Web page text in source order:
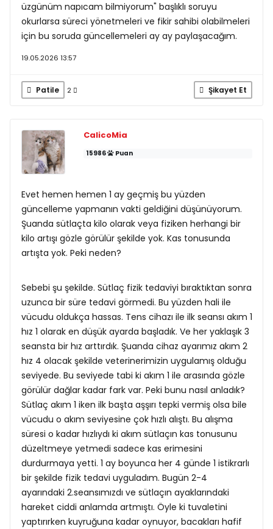
üzgünüm napıcam bilmiyorum" başlıklı soruyu
okurlarsa süreci yönetmeleri ve fikir sahibi olabilmeleri
için bu soruda güncellemeleri ay ay paylaşacağım.
19.05.2026 13:57
Patile 2 Şikayet Et
CalicoMia
15986 Puan
Evet hemen hemen 1 ay geçmiş bu yüzden
güncelleme yapmanın vakti geldiğini düşünüyorum.
Şuanda sütlaçta kilo olarak veya fiziken herhangi bir
kilo artışı gözle görülür şekilde yok. Kas tonusunda
artışta yok. Peki neden?
Sebebi şu şekilde. Sütlaç fizik tedaviyi bıraktıktan sonra
uzunca bir süre tedavi görmedi. Bu yüzden hali ile
vücudu oldukça hassas. Tens cihazı ile ilk seansı akım 1
hız 1 olarak en düşük ayarda başladık. Ve her yaklaşık 3
seansta bir hız arttırdık. Şuanda cihaz ayarımız akım 2
hız 4 olacak şekilde veterinerimizin uygulamış olduğu
seviyede. Bu seviyede tabi ki akım 1 ile arasında gözle
görülür dağlar kadar fark var. Peki bunu nasıl anladık?
Sütlaç akım 1 iken ilk başta aşşırı tepki vermiş olsa bile
vücudu o akım seviyesine çok hızlı alıştı. Bu alışma
süresi o kadar hızlıydı ki akım sütlaçın kas tonusunu
düzeltmeye yetmedi sadece kas erimesini
durdurmaya yetti. 1 ay boyunca her 4 günde 1 istikrarlı
bir şekilde fizik tedavi uyguladım. Bugün 2-4
ayarındaki 2.seansımızdı ve sütlaçın ayaklarındaki
hareket ciddi anlamda artmıştı. Öyle ki tuvaletini
yaptırırken kuyruğuna kadar oynuyor, bacakları hafif